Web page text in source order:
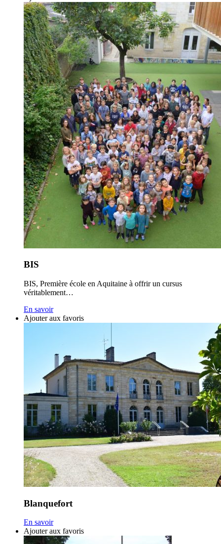
BIS
BIS, Première école en Aquitaine à offrir un cursus
véritablement…
En savoir
Ajouter aux favoris
Blanquefort
En savoir
Ajouter aux favoris